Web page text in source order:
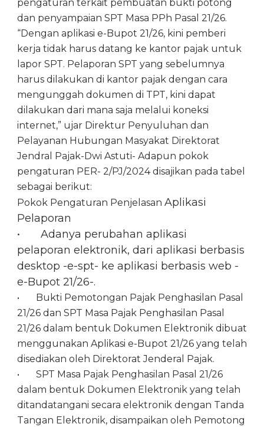
pengaturan terkait pembuatan bukti potong
dan penyampaian SPT Masa PPh Pasal 21/26.
“Dengan aplikasi e-Bupot 21/26, kini pemberi
kerja tidak harus datang ke kantor pajak untuk
lapor SPT. Pelaporan SPT yang sebelumnya
harus dilakukan di kantor pajak dengan cara
mengunggah dokumen di TPT, kini dapat
dilakukan dari mana saja melalui koneksi
internet,” ujar Direktur Penyuluhan dan
Pelayanan Hubungan Masyakat Direktorat
Jendral Pajak-Dwi Astuti- Adapun pokok
pengaturan PER- 2/PJ/2024 disajikan pada tabel
sebagai berikut:
Pokok Pengaturan Penjelasan Aplikasi
Pelaporan
•
Adanya perubahan aplikasi
pelaporan elektronik, dari aplikasi berbasis
desktop -e-spt- ke aplikasi berbasis web -
e-Bupot 21/26-.
•
Bukti Pemotongan Pajak Penghasilan Pasal
21/26 dan SPT Masa Pajak Penghasilan Pasal
21/26 dalam bentuk Dokumen Elektronik dibuat
menggunakan Aplikasi e-Bupot 21/26 yang telah
disediakan oleh Direktorat Jenderal Pajak.
•
SPT Masa Pajak Penghasilan Pasal 21/26
dalam bentuk Dokumen Elektronik yang telah
ditandatangani secara elektronik dengan Tanda
Tangan Elektronik, disampaikan oleh Pemotong